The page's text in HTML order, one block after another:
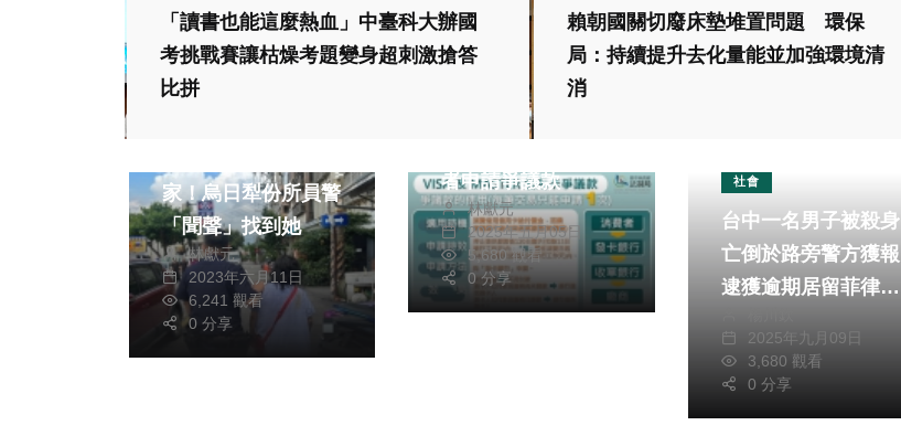
「讀書也能這麼熱血」中臺科大辦國
考挑戰賽讓枯燥考題變身超刺激搶答
比拼
賴朝國關切廢床墊堆置問題 環保
局：持續提升去化量能並加強環境清
消
家！烏日犁份所員警
「聞聲」找到她
林獻元
2023年六月11日
6,241 觀看
0 分享
運動
中市打鐵健身結束營
者申請爭議款
林獻元
2025年五月05日
5,680 觀看
0 分享
社會
台中一名男子被殺身
亡倒於路旁警方獲報
逮獲逾期居留菲律賓
2025年九月09日
3,680 觀看
0 分享